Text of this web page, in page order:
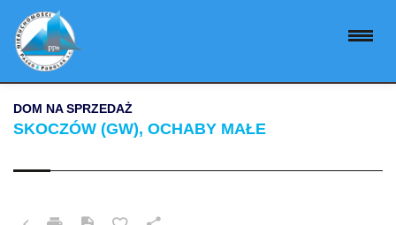
SKOCZÓW (GW), OCHABY MAŁE
DOM NA SPRZEDAŻ